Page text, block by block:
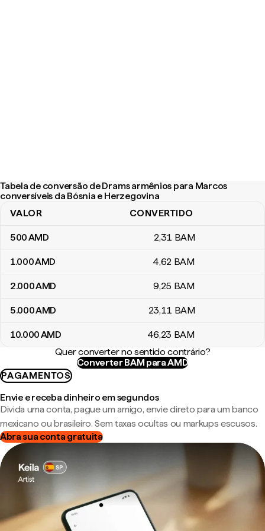
Tabela de conversão de Drams armênios para Marcos
conversíveis da Bósnia e Herzegovina
Tabela de conversão de Drams armênios para Marcos
VALOR CONVERTIDO
500AMD 2,31 BAM
1.000AMD 4,62 BAM
2.000AMD 9,25 BAM
5.000AMD 23,11 BAM
10.000AMD 46,23 BAM
Quer converter no sentido contrário?
Converter BAM para AMD
PAGAMENTOS
Envie e receba dinheiro em segundos
Divida uma conta, pague um amigo, envie direto para um banco
mexicano ou brasileiro. Sem taxas ocultas ou markups escusos.
Abra sua conta gratuita